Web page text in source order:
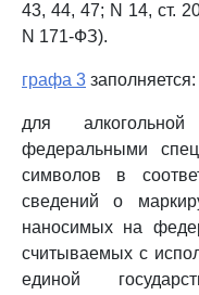
43, 44, 47; N 14, ст.
N 171-ФЗ).
графа 3 заполняется:
для алкогольной
федеральными
символов в
сведений о
наносимых на
считываемых с
единой